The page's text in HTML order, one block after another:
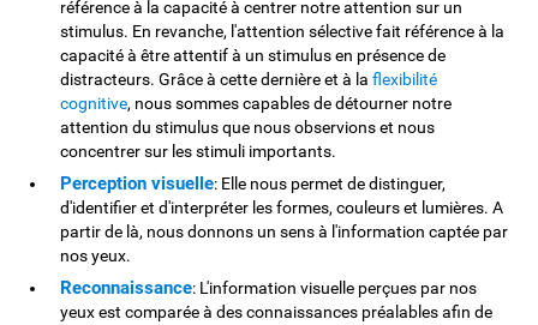
référence à la capacité à centrer notre attention sur un
stimulus. En revanche, l'attention sélective fait référence à la
capacité à être attentif à un stimulus en présence de
distracteurs. Grâce à cette dernière et à laflexibilité
cognitive, nous sommes capables de détourner notre
attention du stimulus que nous observions et nous
concentrer sur les stimuli importants.
Perception visuelle: Elle nous permet de distinguer,
d'identifier et d'interpréter les formes, couleurs et lumières. A
partir de là, nous donnons un sens à l'information captée par
nos yeux.
Reconnaissance: L'information visuelle perçues par nos
yeux est comparée à des connaissances préalables afin de